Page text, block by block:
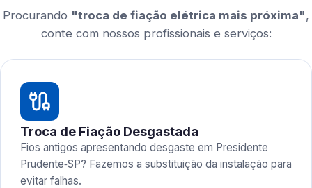
Procurando "troca de fiação elétrica mais próxima",
conte com nossos profissionais e serviços:
Troca de Fiação Desgastada
Fios antigos apresentando desgaste em Presidente
Prudente‑SP? Fazemos a substituição da instalação para
evitar falhas.